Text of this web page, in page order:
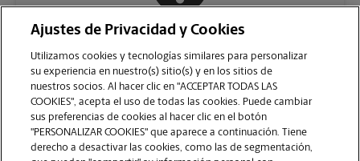
Ajustes de Privacidad y Cookies
Utilizamos cookies y tecnologías similares para personalizar
su experiencia en nuestro(s) sitio(s) y en los sitios de
nuestros socios. Al hacer clic en "ACCEPTAR TODAS LAS
COOKIES", acepta el uso de todas las cookies. Puede cambiar
sus preferencias de cookies al hacer clic en el botón
"PERSONALIZAR COOKIES" que aparece a continuación. Tiene
derecho a desactivar las cookies, como las de segmentación,